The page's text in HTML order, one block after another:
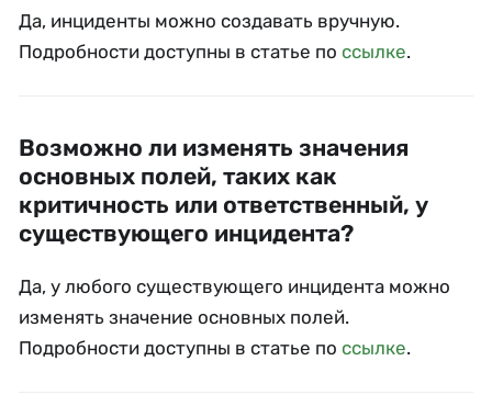
Да, инциденты можно создавать вручную.
Подробности доступны в статье по ссылке.
Возможно ли изменять значения
основных полей, таких как
критичность или ответственный, у
существующего инцидента?
Да, у любого существующего инцидента можно
изменять значение основных полей.
Подробности доступны в статье по ссылке.